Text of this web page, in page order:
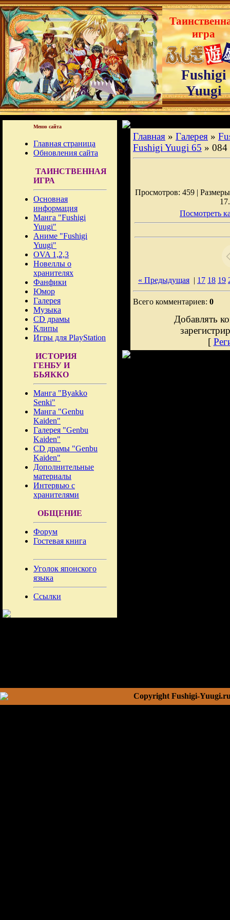
игра
Fushigi
Yuugi
Меню сайта
Главная страница
Обновления сайта
ТАИНСТВЕННАЯ
ИГРА
Основная
информация
Манга "Fushigi
Yuugi"
Аниме "Fushigi
Yuugi"
OVA 1,2,3
Новеллы о
хранителях
Фанфики
Юмор
Галерея
Музыка
CD драмы
Клипы
Игры для PlayStation
ИСТОРИЯ
ГЕНБУ И
БЬЯККО
Манга "Byakko
Senki"
Манга "Genbu
Kaiden"
Галерея "Genbu
Kaiden"
CD драмы "Genbu
Kaiden"
Дополнительные
материалы
Интервью с
хранителями
ОБЩЕНИЕ
Форум
Гостевая книга
Уголок японского
языка
Ссылки
Главная » Галерея »
Fushigi Yuugi 65 » 084
Просмотров: 459 |
Посмотреть
« Предыдущая | 17 18 19
Всего комментариев: 0
Добавлять
[
Copyright Fushigi-